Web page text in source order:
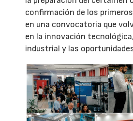
confirmación de los
en una convocatoria que
en la innovación
industrial y las